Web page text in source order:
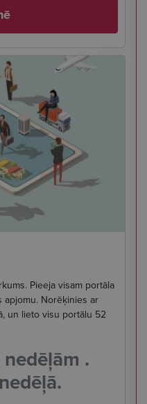
Pieeja visam portāla
apjomu. Norēķinies ar
un lieto visu portālu 52
.